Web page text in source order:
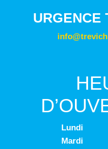
URGENCE
Lundi
Mardi